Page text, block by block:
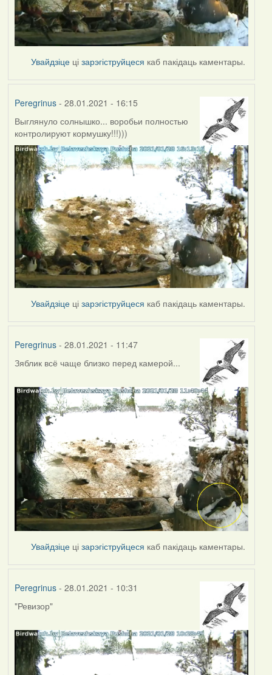
Увайдзіце цізарэгіструйцеся каб пакідаць каментары.
Peregrinus- 28.01.2021 - 16:15
Выглянуло солнышко... воробьи полностью
контролируют кормушку!!!)))
Увайдзіце цізарэгіструйцеся каб пакідаць каментары.
Peregrinus- 28.01.2021 - 11:47
Зяблик всё чаще близко перед камерой...
Увайдзіце цізарэгіструйцеся каб пакідаць каментары.
Peregrinus- 28.01.2021 - 10:31
"Ревизор"